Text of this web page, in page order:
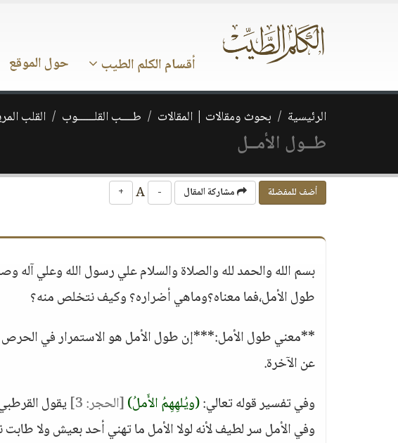
أقسام الكلم الطيب حول الموقع
الرئيسية بحوث ومقالات | المقالات طــــب القلــــــوب القلب
طــول الأمــل
أضف للمفضلة مشاركة المقال -
+
بسم الله والحمد لله والصلاة والسلام علي رسول الله وعلي
طول الأمل،فما معناه؟وماهي أضراره؟ وكيف نتخلص منه؟
**معني طول الأمل:***إن طول الأمل هو الاستمرار في الحرص
عن الآخرة.
وفي تفسير قوله تعالي:(ويُلهِهِمُ الأَملُ)[الحجر: 3]
يقول
وفي الأمل سر لطيف لأنه لولا الأمل ما تهني أحد بعيش ولا